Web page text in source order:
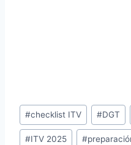
Etiquetas
de
la
#checklist ITV #DGT
#ITV 2025 #